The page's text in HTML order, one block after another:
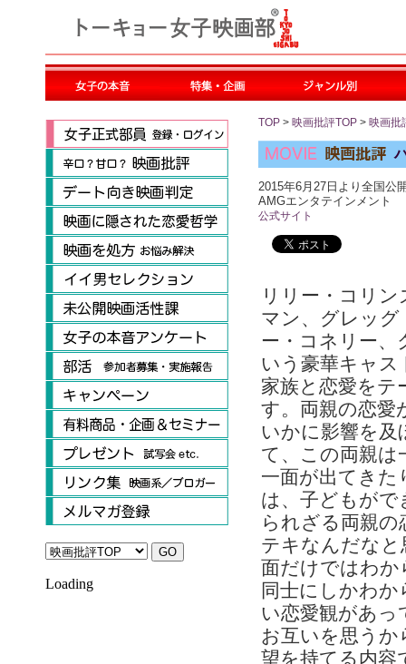
Loading
TOP > 映画批評TOP > 映画批
2015年6月27日より全国公
AMGエンタテインメント
公式サイト
リリー・コリ
マン、グレッ
ー・コネリー
いう豪華キャス
家族と恋愛をテ
す。両親の恋愛
いかに影響を
て、この両親は
一面が出てきた
は、子どもが
られざる両親
テキなんだな
面だけではわか
同士にしかわ
い恋愛観があ
お互いを思う
望を持てる内容